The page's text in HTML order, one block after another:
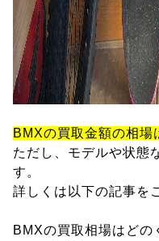
BMXの買取金額の相場
ただし、モデルや状態
す。
詳しくは以下の記事を
BMXの買取相場はどの